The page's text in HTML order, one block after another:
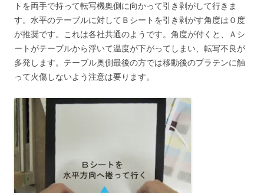
トを両手で持って転写機奥側に向かって引き剥がして行きま
す。水平のテーブルに対してＢシートを引き剥がす角度は０度
が推奨です。これは各社共通のようです。角度が付くと、Ａシ
ートがテーブルから浮いて温度が下がってしまい、転写不良が
多発します。テーブル奥側最後の方では移動後のプラテンに触
って火傷しないよう注意は要ります。